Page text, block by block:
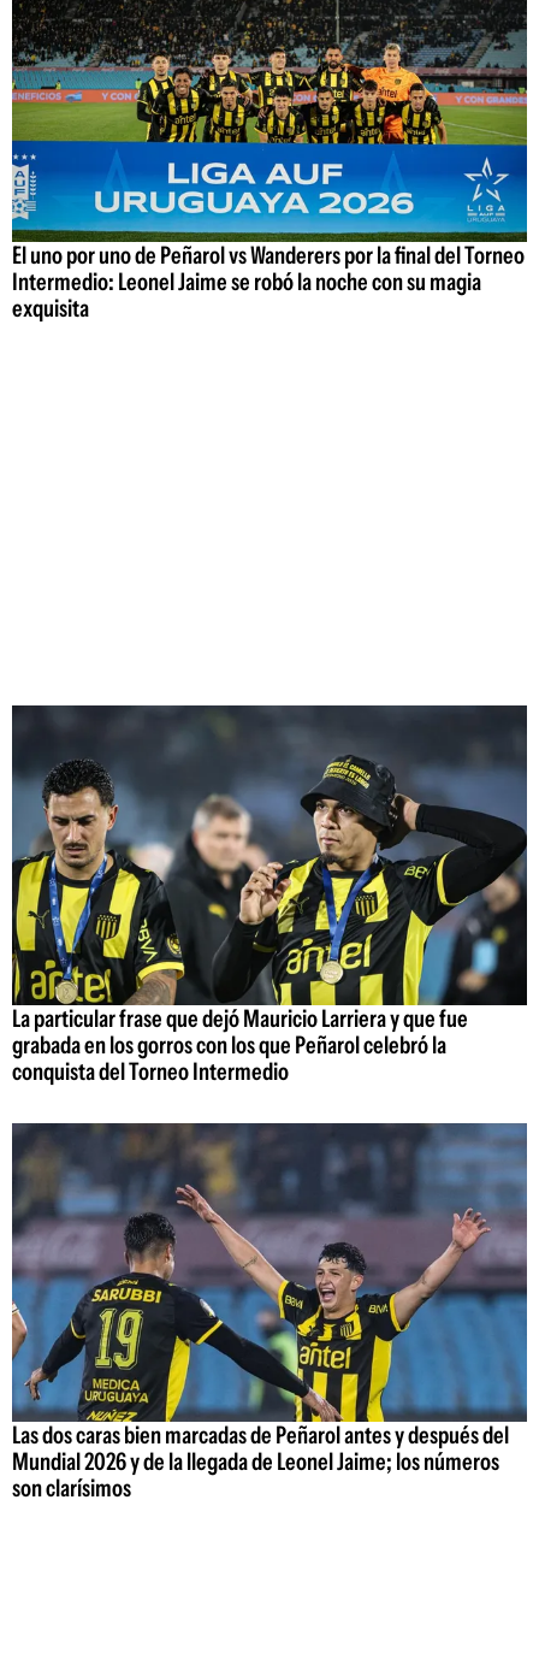
El uno por uno de Peñarol vs Wanderers por la final del Torneo
Intermedio: Leonel Jaime se robó la noche con su magia
exquisita
La particular frase que dejó Mauricio Larriera y que fue
grabada en los gorros con los que Peñarol celebró la
conquista del Torneo Intermedio
Las dos caras bien marcadas de Peñarol antes y después del
Mundial 2026 y de la llegada de Leonel Jaime; los números
son clarísimos